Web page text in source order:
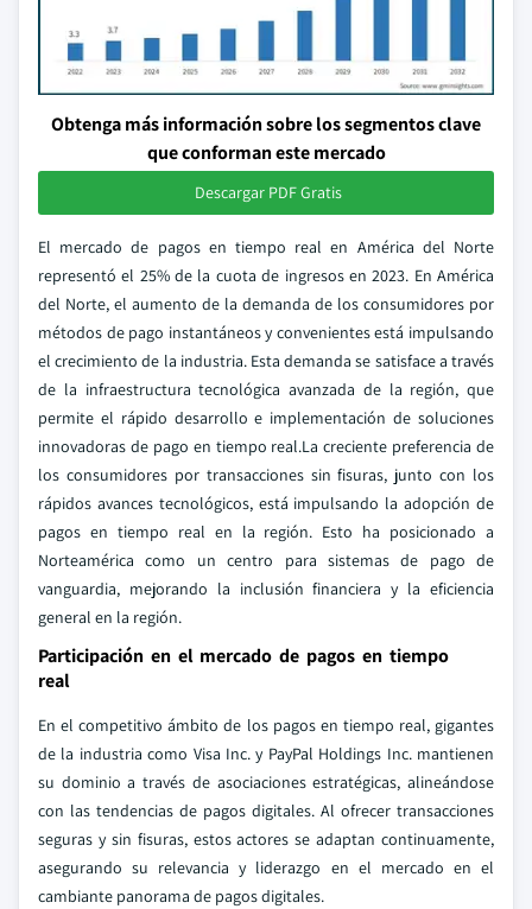
Obtenga más información sobre los segmentos clave
que conforman este mercado
Descargar PDF Gratis
El mercado de pagos en tiempo real en América del Norte
representó el 25% de la cuota de ingresos en 2023. En América
del Norte, el aumento de la demanda de los consumidores por
métodos de pago instantáneos y convenientes está impulsando
el crecimiento de la industria. Esta demanda se satisface a través
de la infraestructura tecnológica avanzada de la región, que
permite el rápido desarrollo e implementación de soluciones
innovadoras de pago en tiempo real.La creciente preferencia de
los consumidores por transacciones sin fisuras, junto con los
rápidos avances tecnológicos, está impulsando la adopción de
pagos en tiempo real en la región. Esto ha posicionado a
Norteamérica como un centro para sistemas de pago de
vanguardia, mejorando la inclusión financiera y la eficiencia
general en la región.
Participación en el mercado de pagos en tiempo
real
En el competitivo ámbito de los pagos en tiempo real, gigantes
de la industria como Visa Inc. y PayPal Holdings Inc. mantienen
su dominio a través de asociaciones estratégicas, alineándose
con las tendencias de pagos digitales. Al ofrecer transacciones
seguras y sin fisuras, estos actores se adaptan continuamente,
asegurando su relevancia y liderazgo en el mercado en el
cambiante panorama de pagos digitales.